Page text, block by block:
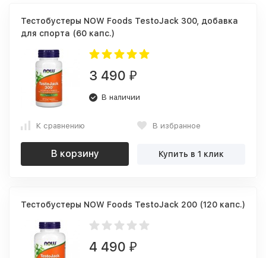
Тестобустеры NOW Foods TestoJack 300, добавка
для спорта (60 капс.)
3 490 ₽
В наличии
К сравнению В избранное
В корзину Купить в 1 клик
Тестобустеры NOW Foods TestoJack 200 (120 капс.)
4 490 ₽